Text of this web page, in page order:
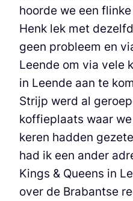
hoorde we een
Henk lek met
geen probleem en
Leende om via vele
in Leende aan te
Strijp werd al
koffieplaats waar
keren hadden
had ik een ander
Kings & Queens in
over de Brabantse